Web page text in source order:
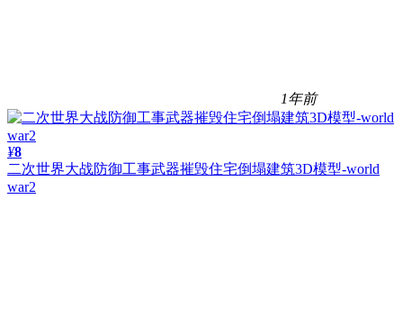
1年前
¥8
二次世界大战防御工事武器摧毁住宅倒塌建筑3D模型-world
war2